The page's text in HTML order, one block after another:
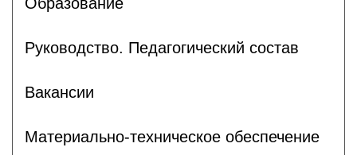
Руководство. Педагогический состав
Вакансии
Материально-техническое обеспечение